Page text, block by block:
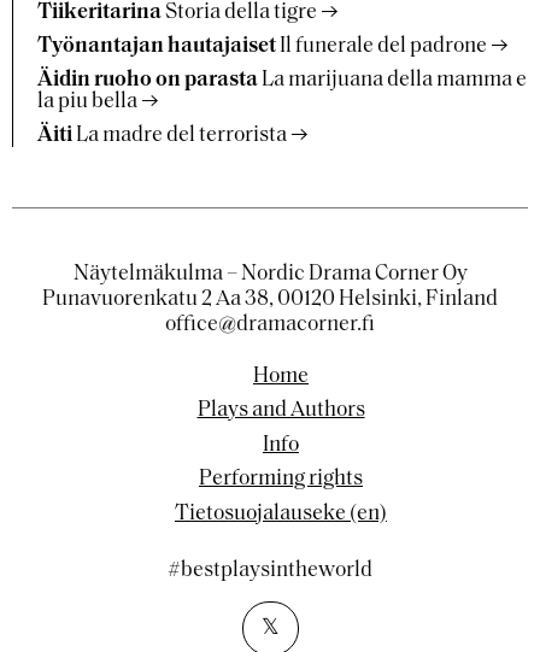
TiikeritarinaStoria della tigre
Työnantajan hautajaiset Il funerale del padrone
Äidin ruoho on parasta La marijuana della mamma e
la piu bella
Äiti La madre del terrorista
Näytelmäkulma – Nordic Drama Corner Oy
Punavuorenkatu 2 Aa 38, 00120 Helsinki, Finland
office@dramacorner.fi
Home
Plays and Authors
Info
Performing rights
Tietosuojalauseke (en)
#bestplaysintheworld
𝕏